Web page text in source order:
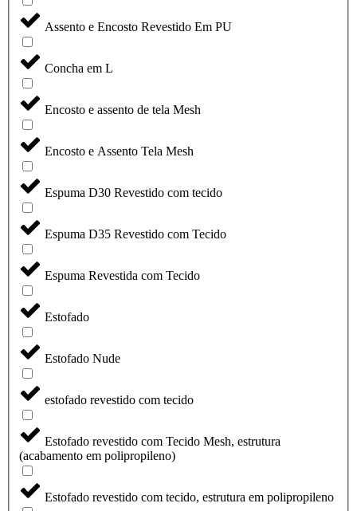
Assento e Encosto Revestido Em PU
Concha em L
Encosto e assento de tela Mesh
Encosto e Assento Tela Mesh
Espuma D30 Revestido com tecido
Espuma D35 Revestido com Tecido
Espuma Revestida com Tecido
Estofado
Estofado Nude
estofado revestido com tecido
Estofado revestido com Tecido Mesh, estrutura
(acabamento em polipropileno)
Estofado revestido com tecido, estrutura em polipropileno